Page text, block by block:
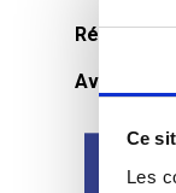
Ce
Les
Avantages :